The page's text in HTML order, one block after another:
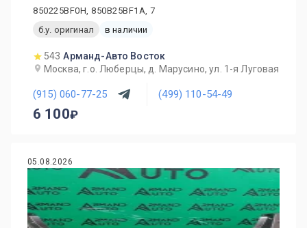
850225BF0H, 850B25BF1A, 7
б.у. оригинал
в наличии
543 Арманд-Авто Восток
Москва, г.о. Люберцы, д. Марусино, ул. 1-я Луговая
(915) 060-77-25 (499) 110-54-49
6 100
05.08.2026